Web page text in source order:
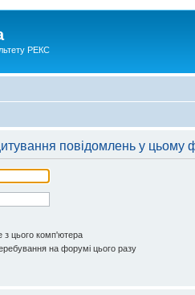
РЕКС
повідомлень у цьому
з цього комп'ютера
на форумі цього разу